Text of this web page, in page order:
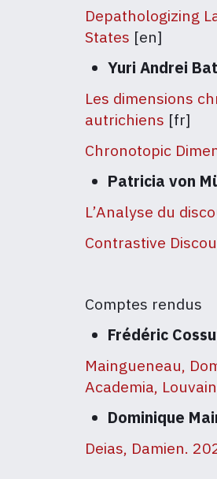
Depathologizing
States [en]
Yuri Andrei
Les dimensions
autrichiens [fr]
Chronotopic
Patricia von
L’Analyse du
Contrastive
Comptes rendus
Frédéric
Maingueneau,
Academia,
Dominique
Deias, Damien.